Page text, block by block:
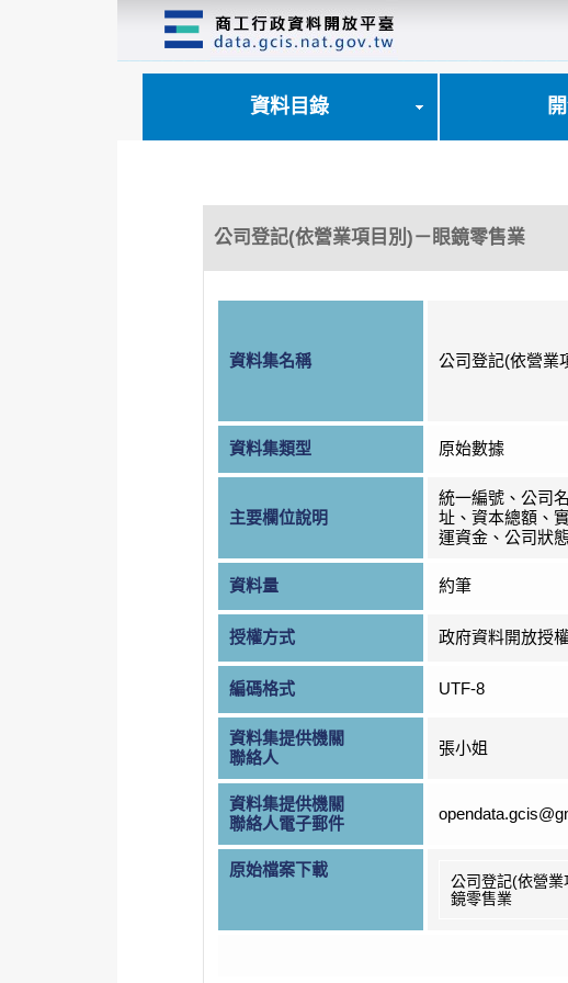
資料目錄
公司登記(依營業項目別)－眼鏡零售業
資料集名稱 公司登記(依營業
資料集類型 原始數據
主要欄位說明
統一編號、公司
址、資本總額、
運資金、公司狀
資料量 約筆
授權方式 政府資料開放授
編碼格式 UTF-8
資料集提供機關
聯絡人
張小姐
資料集提供機關
聯絡人電子郵件
原始檔案下載
公司登記(依營
鏡零售業